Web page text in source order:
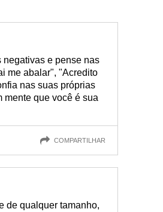
negativas e pense nas
me abalar", "Acredito
nas suas próprias
mente que você é sua
COMPARTILHAR
de qualquer tamanho,